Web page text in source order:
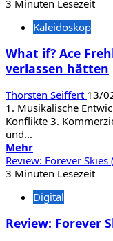
Bus
(PS5)
3 Minuten Lesezeit
Kaleidoskop
What if? Ace
verlassen hätten
Thorsten Seiffert 13/
1. Musikalische
Konflikte 3.
und...
MehrMehr
Informationen
über
if?
Frehley
Review: Forever Skies
3 Minuten Lesezeit
Digital
Review: Forever